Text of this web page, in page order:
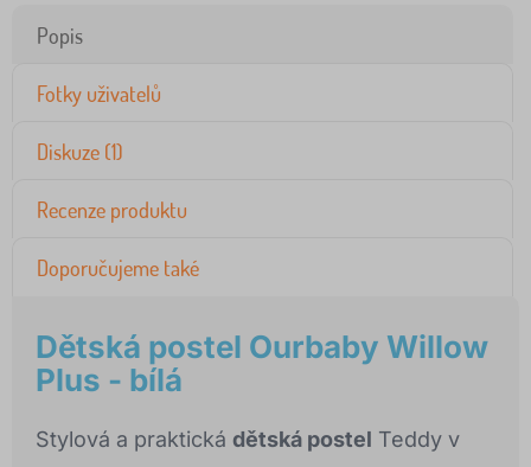
Popis
Fotky uživatelů
Diskuze (1)
Recenze produktu
Doporučujeme také
Dětská postel Ourbaby Willow
Plus - bílá
Stylová a praktická dětská postel Teddy v